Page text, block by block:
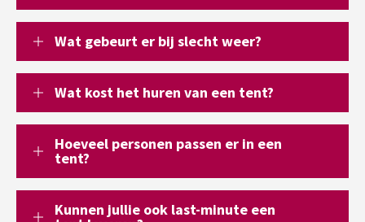
Wat gebeurt er bij slecht weer?
Wat kost het huren van een tent?
Hoeveel personen passen er in een
tent?
Kunnen jullie ook last-minute een